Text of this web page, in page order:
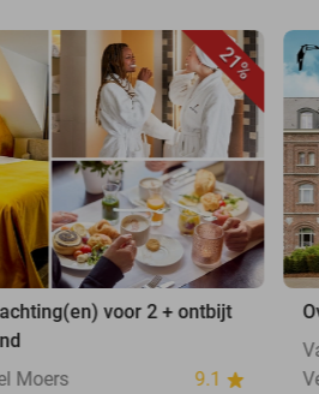
21%
voor 2 + ontbijt
Moers
9.1